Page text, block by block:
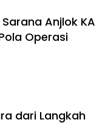
Anjlok KA
Operasi
dari Langkah